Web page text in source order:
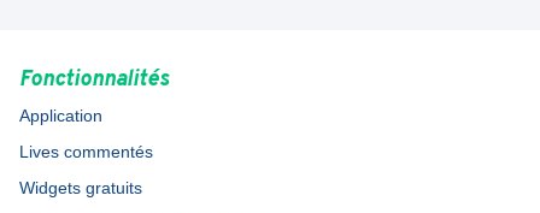
Fonctionnalités
Application
Lives commentés
Widgets gratuits